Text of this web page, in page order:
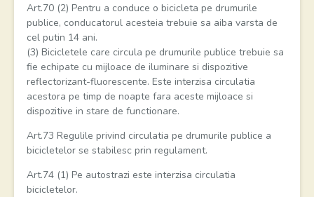
Art.70 (2) Pentru a conduce o bicicleta pe drumurile
publice, conducatorul acesteia trebuie sa aiba varsta de
cel putin 14 ani.
(3) Bicicletele care circula pe drumurile publice trebuie sa
fie echipate cu mijloace de iluminare si dispozitive
reflectorizant-fluorescente. Este interzisa circulatia
acestora pe timp de noapte fara aceste mijloace si
dispozitive in stare de functionare.
Art.73 Regulile privind circulatia pe drumurile publice a
bicicletelor se stabilesc prin regulament.
Art.74 (1) Pe autostrazi este interzisa circulatia
bicicletelor.